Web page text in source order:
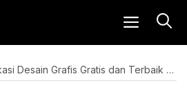
MENU
5 Aplikasi Desain Grafis Gratis dan Terbaik untuk Belajar Desain